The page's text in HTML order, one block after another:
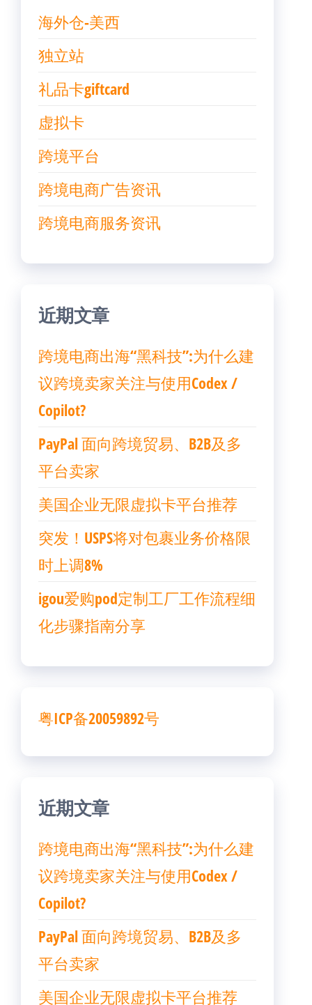
海外仓-美西
独立站
礼品卡giftcard
虚拟卡
跨境平台
跨境电商广告资讯
跨境电商服务资讯
近期文章
跨境电商出海“黑科技”:为什么建
议跨境卖家关注与使用Codex /
Copilot?
PayPal 面向跨境贸易、B2B及多
平台卖家
美国企业无限虚拟卡平台推荐
突发！USPS将对包裹业务价格限
时上调8%
igou爱购pod定制工厂工作流程细
化步骤指南分享
粤ICP备20059892号
近期文章
跨境电商出海“黑科技”:为什么建
议跨境卖家关注与使用Codex /
Copilot?
PayPal 面向跨境贸易、B2B及多
平台卖家
美国企业无限虚拟卡平台推荐